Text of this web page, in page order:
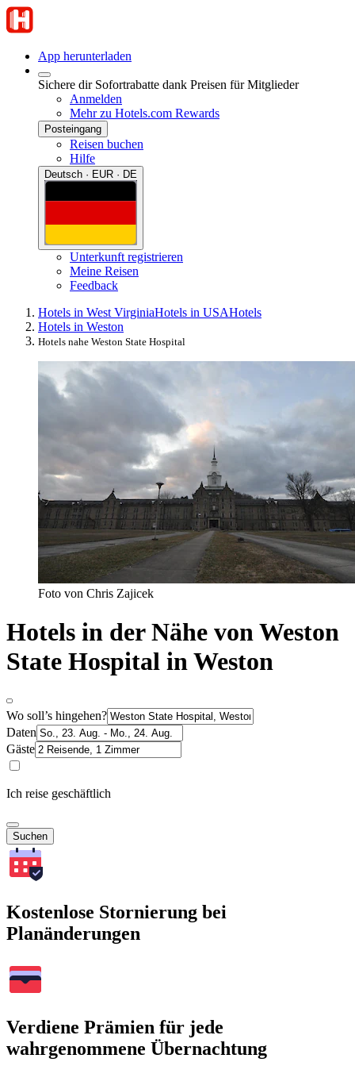
App herunterladen
Sichere dir Sofortrabatte dank Preisen für Mitglieder
Anmelden
Mehr zu Hotels.com Rewards
Posteingang
Reisen buchen
Hilfe
Deutsch · EUR · DE
Unterkunft registrieren
Meine Reisen
Feedback
Hotels in West VirginiaHotels in USAHotels
Hotels in Weston
Hotels nahe Weston State Hospital
Foto von Chris Zajicek
Hotels in der Nähe von Weston
State Hospital in Weston
Wo soll’s hingehen?
Daten
Gäste
Ich reise geschäftlich
Suchen
Kostenlose Stornierung bei
Planänderungen
Verdiene Prämien für jede
wahrgenommene Übernachtung